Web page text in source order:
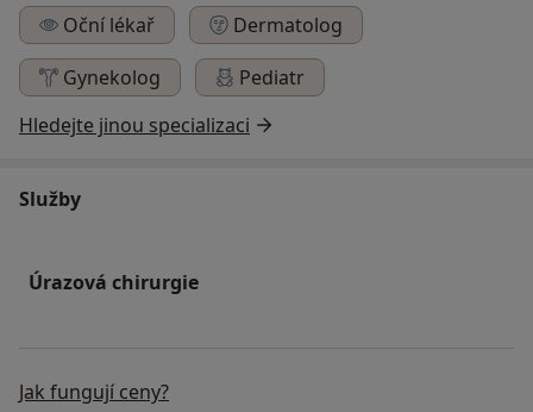
Oční lékař
Dermatolog
Gynekolog
Pediatr
Hledejte jinou specializaci
Služby
Úrazová chirurgie
Jak fungují ceny?